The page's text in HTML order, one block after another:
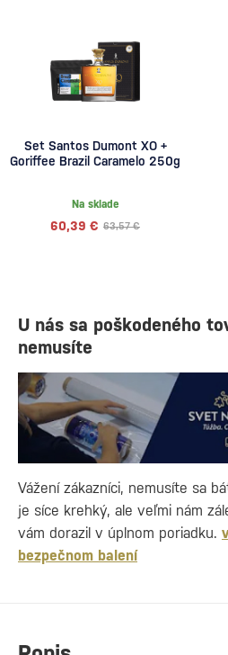
Set Santos Dumont XO +
Goriffee Brazil Caramelo 250g
Na sklade
63,57 €
60,39 €
U nás sa poškodeného
nemusíte
Vážení zákazníci, nemusíte sa
je síce krehký, ale veľmi nám
vám dorazil v úplnom poriadku.
bezpečnom balení